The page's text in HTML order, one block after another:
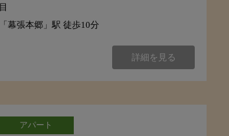
目
「幕張本郷」駅 徒歩10分
詳細を見る
アパート